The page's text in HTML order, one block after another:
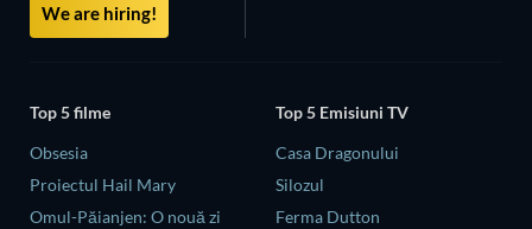
We are hiring!
Top 5 filme
Obsesia
Proiectul Hail Mary
Omul-Păianjen: O nouă zi
Top 5 Emisiuni TV
Casa Dragonului
Silozul
Ferma Dutton